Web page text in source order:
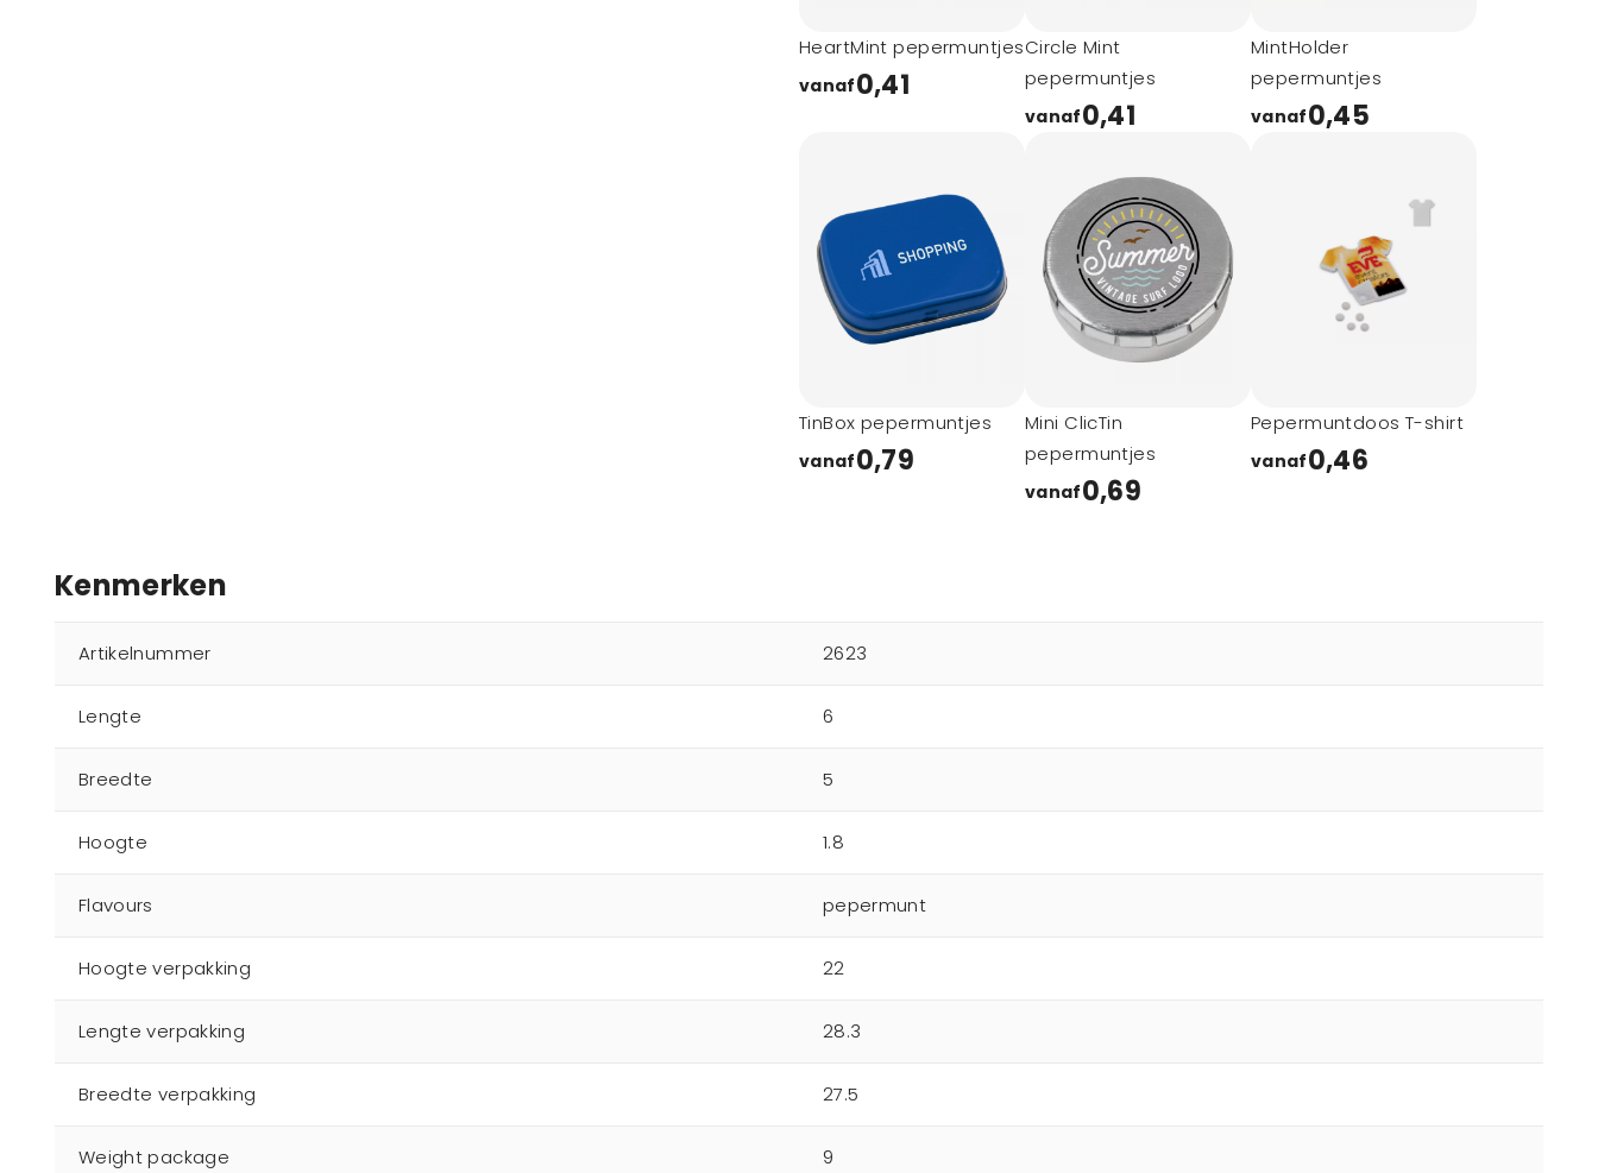
HeartMint pepermuntjes
vanaf0,41
Circle Mint
pepermuntjes
vanaf0,41
MintHolder
pepermuntjes
vanaf0,45
TinBox pepermuntjes
vanaf0,79
Mini ClicTin
pepermuntjes
vanaf0,69
Pepermuntdoos T-shirt
vanaf0,46
Kenmerken
Artikelnummer 2623
Lengte 6
Breedte 5
Hoogte 1.8
Flavours pepermunt
Hoogte verpakking 22
Lengte verpakking 28.3
Breedte verpakking 27.5
Weight package 9